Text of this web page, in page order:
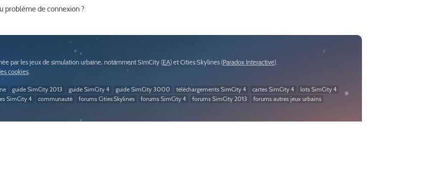
problème de connexion ?
par les jeux de simulation urbaine, notamment SimCity (EA) et Cities:Skylines (Paradox Interactive).
cookies
guide SimCity 2013 guide SimCity 4 guide SimCity 3000 téléchargements SimCity 4 cartes SimCity 4
lots SimCity 4
SimCity 4 communauté forums Cities:Skylines forums SimCity 4 forums SimCity 2013
forums autres jeux urbains